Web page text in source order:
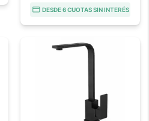
DESDE 6 CUOTAS SIN INTERÉS